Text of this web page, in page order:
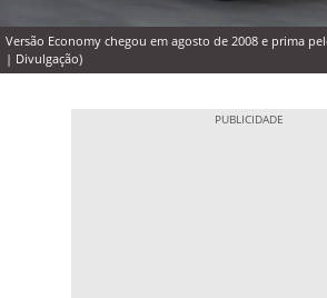
Versão Economy chegou em agosto de 2008 e prima
| Divulgação)